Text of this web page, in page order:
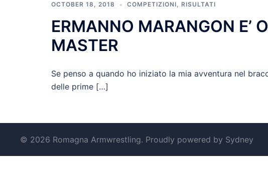
OCTOBER 18, 2018 COMPETIZIONI, RISULTATI
ERMANNO MARANGON E’
MASTER
Se penso a quando ho iniziato la mia avventura nel
delle prime […]
© 2026 Romagna Armwrestling. Proudly powered by Sydney